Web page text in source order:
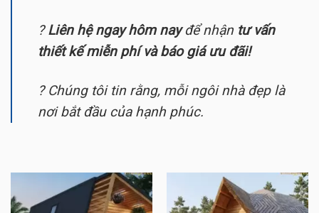
?Liên hệ ngay hôm nayđể nhận tư vấn
thiết kế miễn phí và báo giá ưu đãi!
? Chúng tôi tin rằng, mỗi ngôi nhà đẹp là
nơi bắt đầu của hạnh phúc.